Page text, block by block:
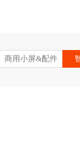
商用小屏&配件